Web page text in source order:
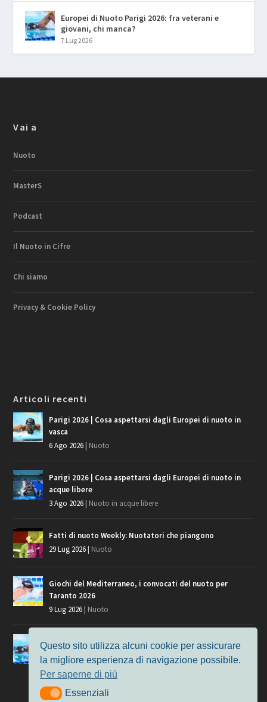
Europei di Nuoto Parigi 2026: fra veterani e
giovani, chi manca?
7 Lug 2026
Vai a
Nuoto
MasterS
Podcast
Il Nuoto in Cifre
Chi siamo
Privacy & Cookie Policy
Articoli recenti
Parigi 2026 | Cosa aspettarsi dagli Europei di nuoto in
vasca
6 Ago 2026| Nuoto
Parigi 2026 | Cosa aspettarsi dagli Europei di nuoto in
acque libere
3 Ago 2026| Nuoto in acque libere
Fatti di nuoto Weekly: Nuotatori che piangono
29 Lug 2026| Nuoto
Giochi del Mediterraneo, i convocati del nuoto per
Taranto 2026
9 Lug 2026| Nuoto
Europei di Nuoto Parigi 2026: fra veterani e giovani, chi
7 Lug 2026
Nuoto
Questo sito utilizza alcuni cookie per assicurare
la migliore esperienza di navigazione possibile.
Per saperne di più
EssenzialiEssenziali